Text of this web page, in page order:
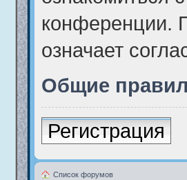
конференции.
означает
Общие
Регистрация
Список форумов